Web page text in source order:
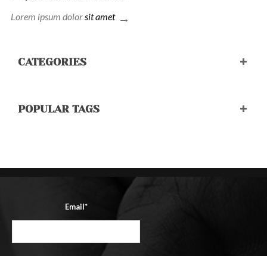
Lorem ipsum dolorsit amet
CATEGORIES
POPULAR TAGS
Email*